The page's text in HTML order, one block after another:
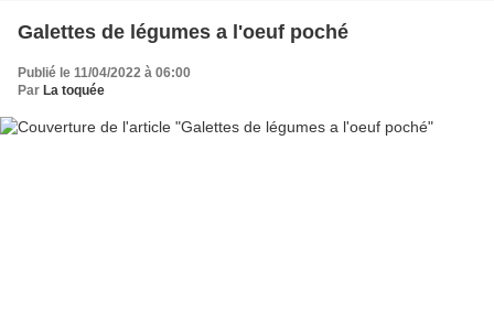
Galettes de légumes a l'oeuf poché
Publié le 11/04/2022 à 06:00
Par La toquée